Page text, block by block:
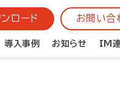
導入事例 お知らせ IM
ロード お問い合